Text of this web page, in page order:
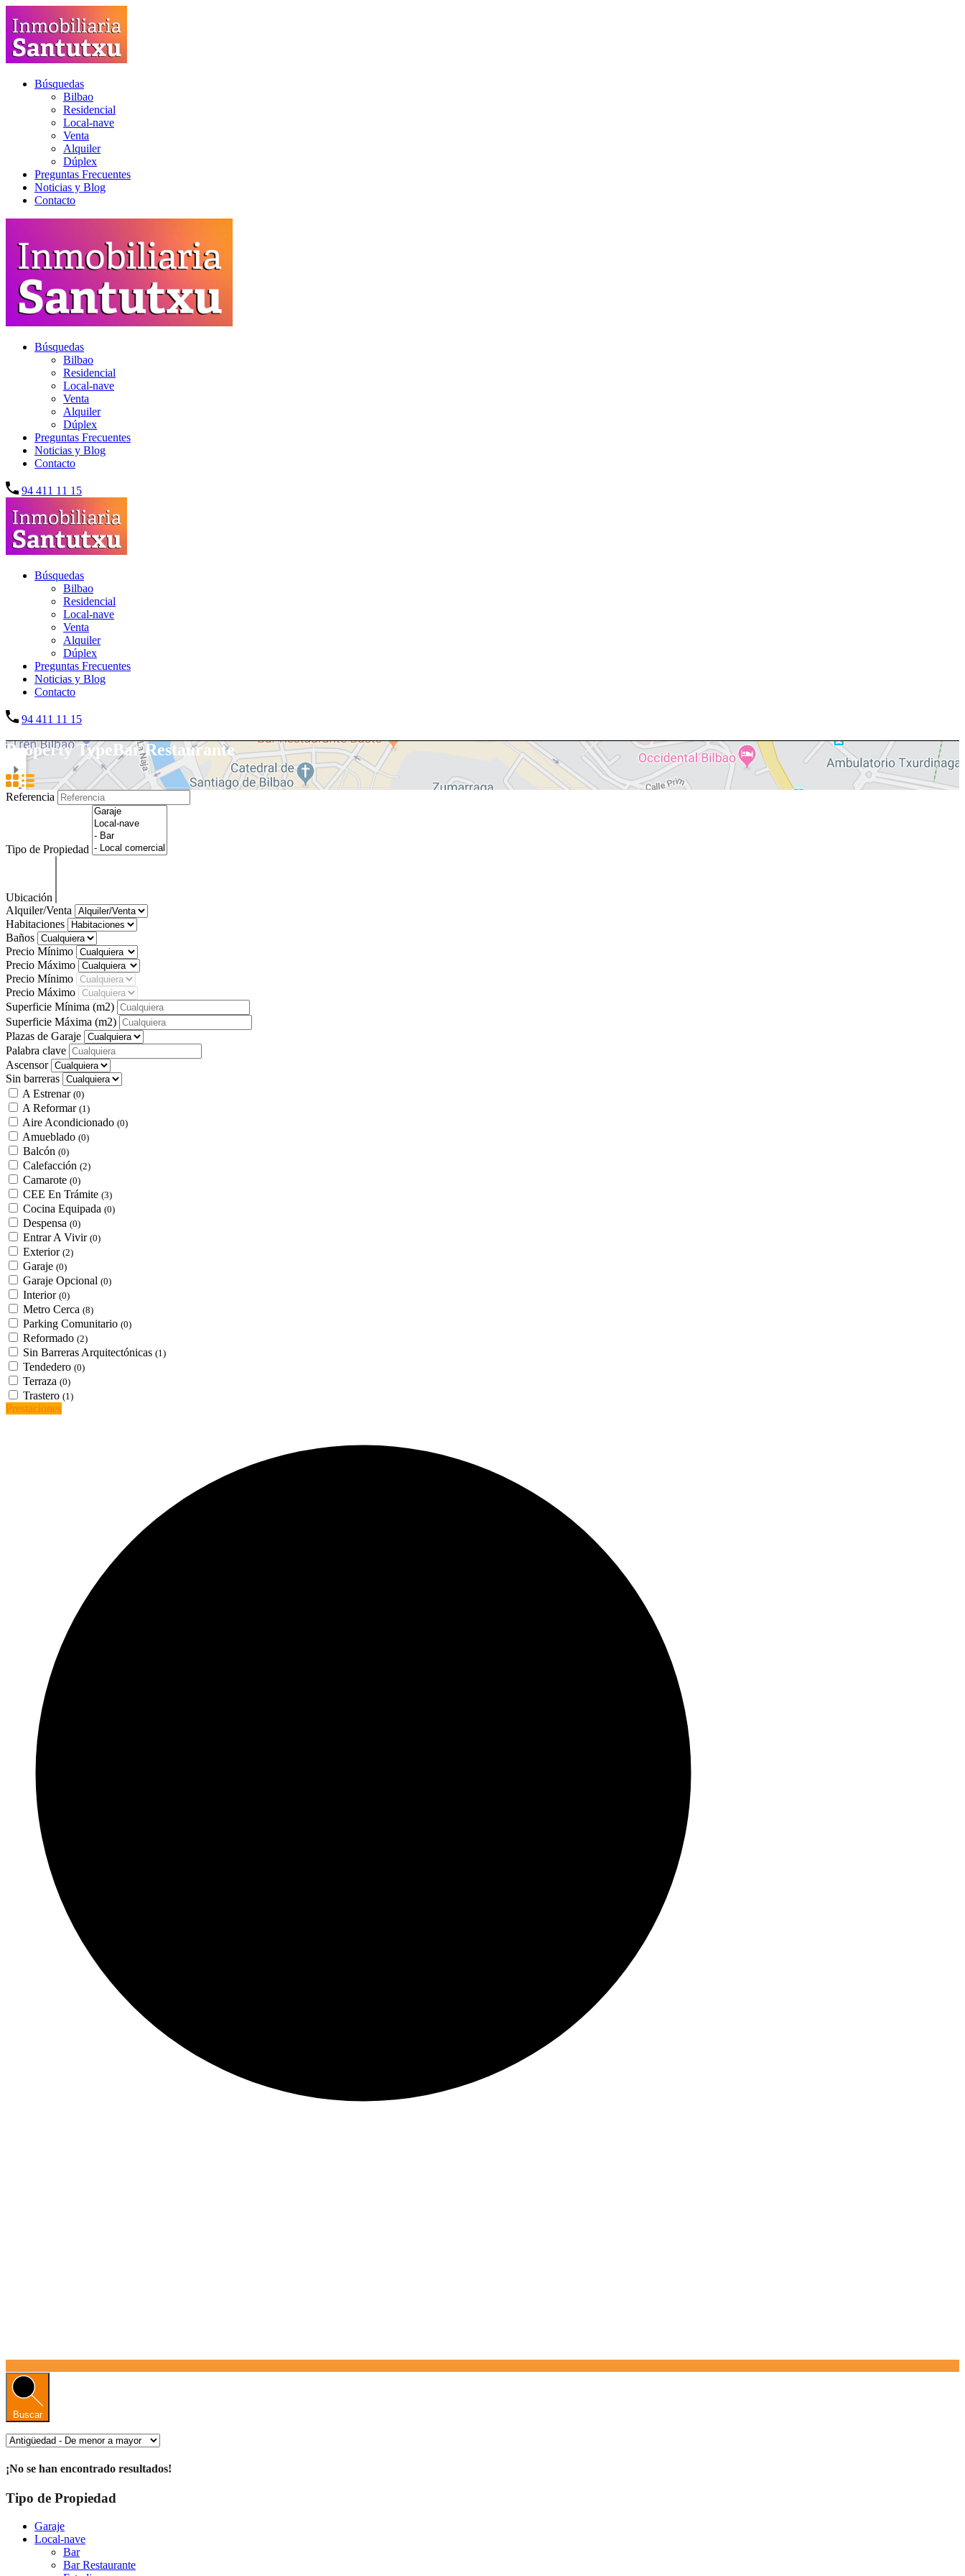
Búsquedas
Bilbao
Residencial
Local-nave
Venta
Alquiler
Dúplex
Preguntas Frecuentes
Noticias y Blog
Contacto
Búsquedas
Bilbao
Residencial
Local-nave
Venta
Alquiler
Dúplex
Preguntas Frecuentes
Noticias y Blog
Contacto
94 411 11 15
Búsquedas
Bilbao
Residencial
Local-nave
Venta
Alquiler
Dúplex
Preguntas Frecuentes
Noticias y Blog
Contacto
94 411 11 15
Property TypeBar Restaurante
Referencia
Tipo de Propiedad
Ubicación
Alquiler/Venta
Habitaciones
Baños
Precio Mínimo
Precio Máximo
Precio Mínimo
Precio Máximo
Superficie Mínima (m2)
Superficie Máxima (m2)
Plazas de Garaje
Palabra clave
Ascensor
Sin barreras
A Estrenar (0)
A Reformar (1)
Aire Acondicionado (0)
Amueblado (0)
Balcón (0)
Calefacción (2)
Camarote (0)
CEE En Trámite (3)
Cocina Equipada (0)
Despensa (0)
Entrar A Vivir (0)
Exterior (2)
Garaje (0)
Garaje Opcional (0)
Interior (0)
Metro Cerca (8)
Parking Comunitario (0)
Reformado (2)
Sin Barreras Arquitectónicas (1)
Tendedero (0)
Terraza (0)
Trastero (1)
Prestaciones
Buscar
¡No se han encontrado resultados!
Tipo de Propiedad
Garaje
Local-nave
Bar
Bar Restaurante